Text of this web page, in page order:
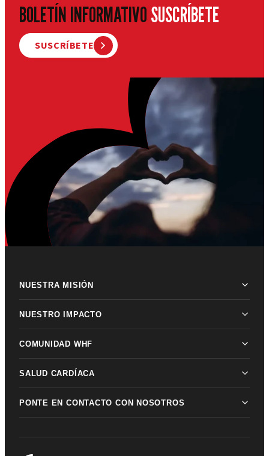
BOLETÍN INFORMATIVOSUSCRÍBETE
SUSCRÍBETE
NUESTRA MISIÓN
NUESTRO IMPACTO
COMUNIDAD WHF
SALUD CARDÍACA
PONTE EN CONTACTO CON NOSOTROS